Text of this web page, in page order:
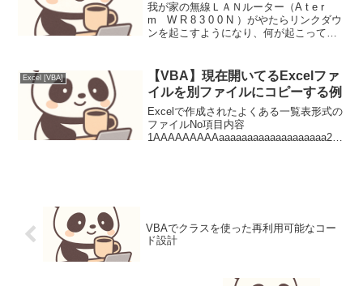
我が家の無線ＬＡＮルーター（A t e r
m W R 8 3 0 0 N ）がやたらリンクダウ
ンを起こすようになり、何が起こってい
ーはログの内容が貧弱なうえに、出力
さ...
Excel [VBA]
【VBA】現在開いてるExcelファ
イルを別ファイルにコピーする例
Excelで作成されたよくある一覧表形式の
ファイルNo項目内容
1AAAAAAAAAaaaaaaaaaaaaaaaaaaa2B
VBAでクラスを使った再利用可能なコー
ド設計